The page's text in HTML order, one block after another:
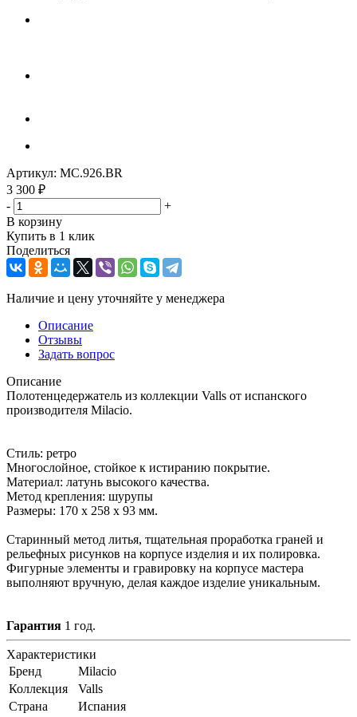
Артикул: MC.926.BR
3 300 ₽
-
+
В корзину
Купить в 1 клик
Поделиться
Наличие и цену уточняйте у менеджера
Описание
Отзывы
Задать вопрос
Описание
Полотенцедержатель из коллекции Valls от испанского
производителя Milacio.
Стиль: ретро
Многослойное, стойкое к истиранию покрытие.
Материал: латунь высокого качества.
Метод крепления: шурупы
Размеры: 170 х 258 х 93 мм.
Старинный метод литья, тщательная проработка граней и
рельефных рисунков на корпусе изделия и их полировка.
Фигурные элементы и гравировку на корпусе мастера
выполняют вручную, делая каждое изделие уникальным.
Гарантия 1 год.
Характеристики
Бренд
Milacio
Коллекция
Valls
Страна
Испания